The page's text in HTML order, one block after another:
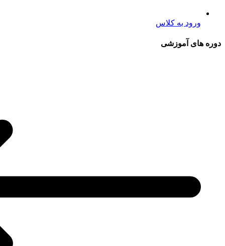
ورود به کلاس
دوره های آموزشی